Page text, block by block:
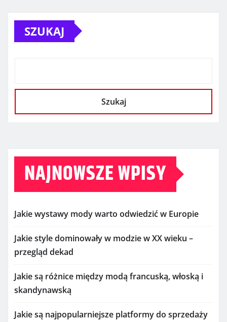
SZUKAJ
Szukaj
NAJNOWSZE WPISY
Jakie wystawy mody warto odwiedzić w Europie
Jakie style dominowały w modzie w XX wieku –
przegląd dekad
Jakie są różnice między modą francuską, włoską i
skandynawską
Jakie są najpopularniejsze platformy do sprzedaży